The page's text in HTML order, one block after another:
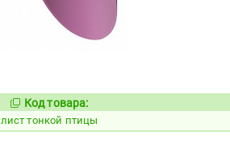
Код:
887823
Код товара:
лист тонкой птицы